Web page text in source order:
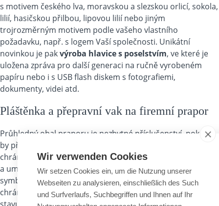
s motivem českého lva, moravskou a slezskou orlicí, sokola,
lilií, hasičskou přilbou, lipovou lilií nebo jiným
trojrozměrným motivem podle vašeho vlastního
požadavku, např. s logem Vaší společnosti. Unikátní
novinkou je pakvýroba hlavice s poselstvím, ve které je
uložena zpráva pro další generaci na ručně vyrobeném
papíru nebo i s USB flash diskem s fotografiemi,
dokumenty, videi atd.
Pláštěnka a přepravní vak na firemní prapor
Průhledný obal praporu je nezbytné příslušenství, pokud
by při slavnostní ceremonii pršelo.
chrání firemní vlajku nebo prapor uchycenou na žerdi
a umožňuje tak optimální ochranu vyšívaného či tištěného
symbolu před nepříznivými vlivy počasí.Přepravní vak
chrání tyto symboly zejména při přepravě ve stočeném
Wir verwenden Cookies
Wir setzen Cookies ein, um die Nutzung unserer
Webseiten zu analysieren, einschließlich des Such
und Surfverlaufs, Suchbegriffen und Ihnen auf Ihr